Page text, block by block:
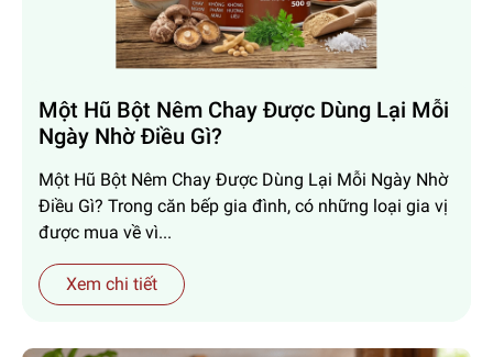
Một Hũ Bột Nêm Chay Được Dùng Lại Mỗi
Ngày Nhờ Điều Gì?
Một Hũ Bột Nêm Chay Được Dùng Lại Mỗi Ngày Nhờ
Điều Gì? Trong căn bếp gia đình, có những loại gia vị
được mua về vì...
Xem chi tiết